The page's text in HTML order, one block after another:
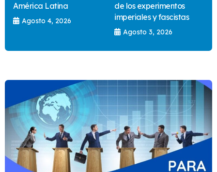
América Latina
Agosto 4, 2026
de los experimentos
imperiales y fascistas
Agosto 3, 2026